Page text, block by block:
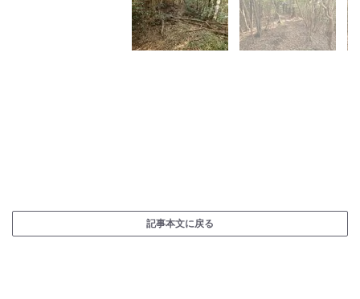
記事本文に戻る